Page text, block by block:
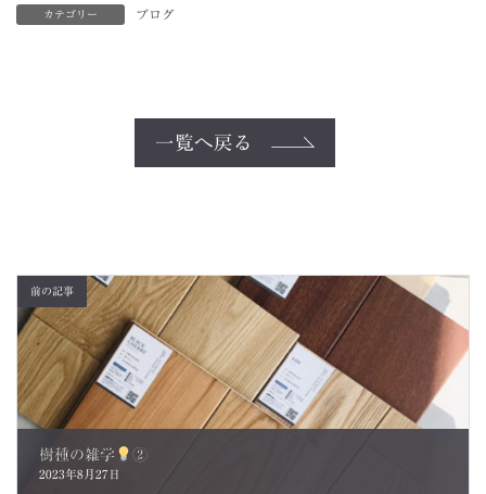
カテゴリー ブログ
一覧へ戻る
前の記事
樹種の雑学 ②
2023年8月27日